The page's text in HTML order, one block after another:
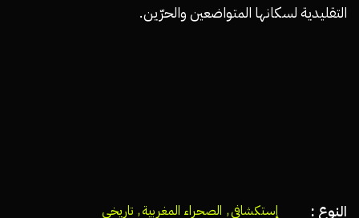
التقليدية لسكانها المتواضعين والحرّين.
النوع : إستكشافي, الصحراء المغربية, تاريخي